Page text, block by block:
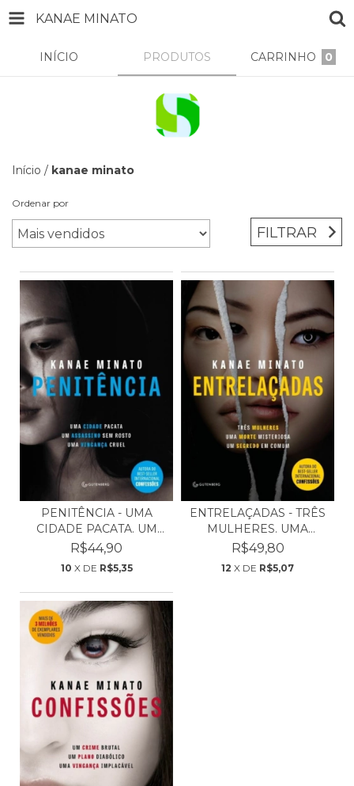
KANAE MINATO
INÍCIO PRODUTOS CARRINHO 0
Início / kanae minato
Ordenar por
FILTRAR
PENITÊNCIA - UMA
CIDADE PACATA. UM
ASSAS...
R$44,90
10 X DE R$5,35
ENTRELAÇADAS - TRÊS
MULHERES. UMA
MORTE...
R$49,80
12 X DE R$5,07